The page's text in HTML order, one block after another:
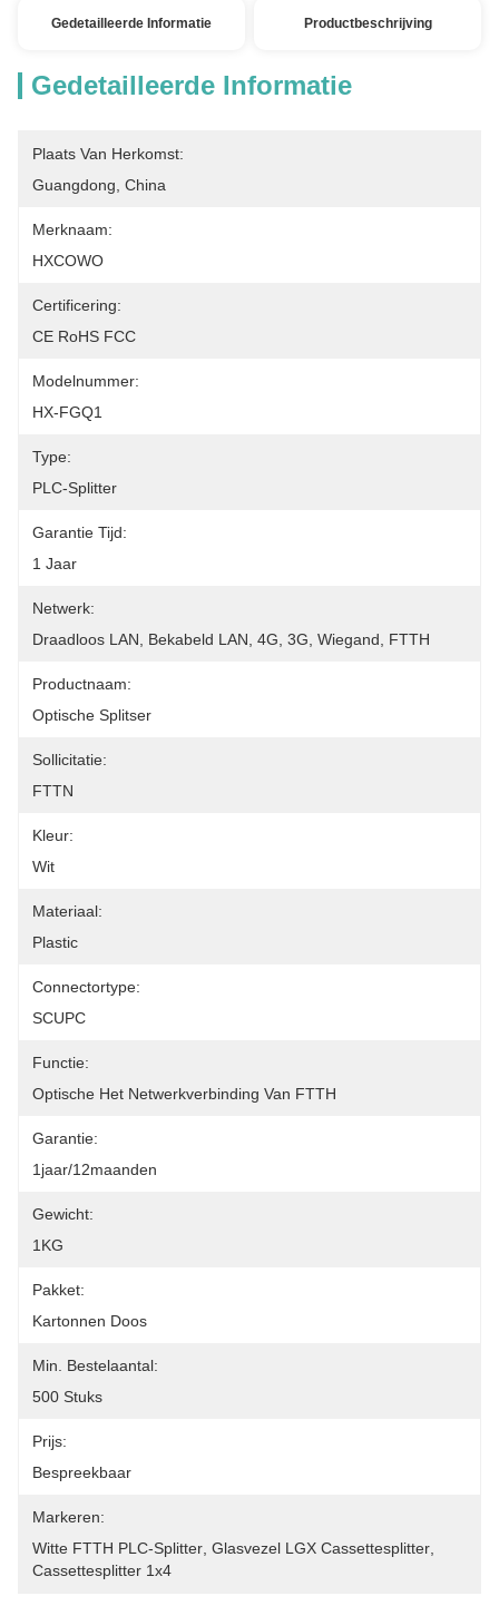
Gedetailleerde Informatie Productbeschrijving
Gedetailleerde Informatie
Plaats Van Herkomst:
Guangdong, China
Merknaam:
HXCOWO
Certificering:
CE RoHS FCC
Modelnummer:
HX-FGQ1
Type:
PLC-Splitter
Garantie Tijd:
1 Jaar
Netwerk:
Draadloos LAN, Bekabeld LAN, 4G, 3G, Wiegand, FTTH
Productnaam:
Optische Splitser
Sollicitatie:
FTTN
Kleur:
Wit
Materiaal:
Plastic
Connectortype:
SCUPC
Functie:
Optische Het Netwerkverbinding Van FTTH
Garantie:
1jaar/12maanden
Gewicht:
1KG
Pakket:
Kartonnen Doos
Min. Bestelaantal:
500 Stuks
Prijs:
Bespreekbaar
Markeren:
Witte FTTH PLC-Splitter Glasvezel LGX Cassettesplitter
Cassettesplitter 1x4